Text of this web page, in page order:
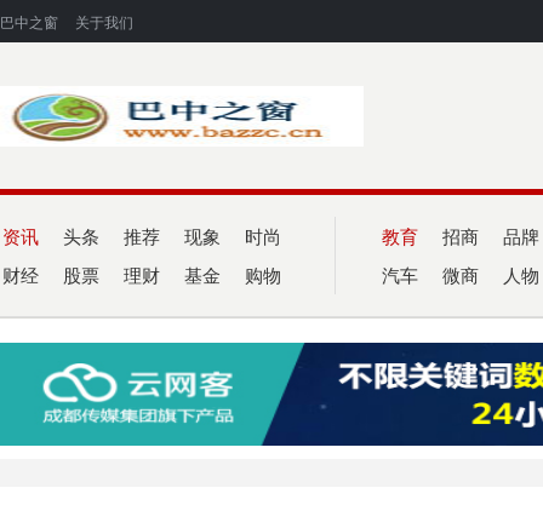
巴中之窗 关于我们
资讯 头条 推荐 现象 时尚
财经 股票 理财 基金 购物
教育 招商 品牌
汽车 微商 人物